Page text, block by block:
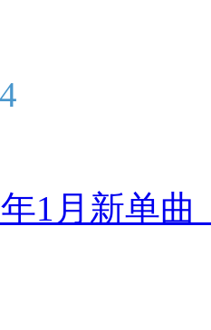
1月新单